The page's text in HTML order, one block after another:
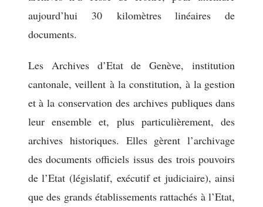
aujourd’hui 30 kilomètres linéaires de
documents.
Les Archives d’Etat de Genève, institution
cantonale, veillent à la constitution, à la gestion
et à la conservation des archives publiques dans
leur ensemble et, plus particulièrement, des
archives historiques. Elles gèrent l’archivage
des documents officiels issus des trois pouvoirs
de l’Etat (législatif, exécutif et judiciaire), ainsi
que des grands établissements rattachés à l’Etat,